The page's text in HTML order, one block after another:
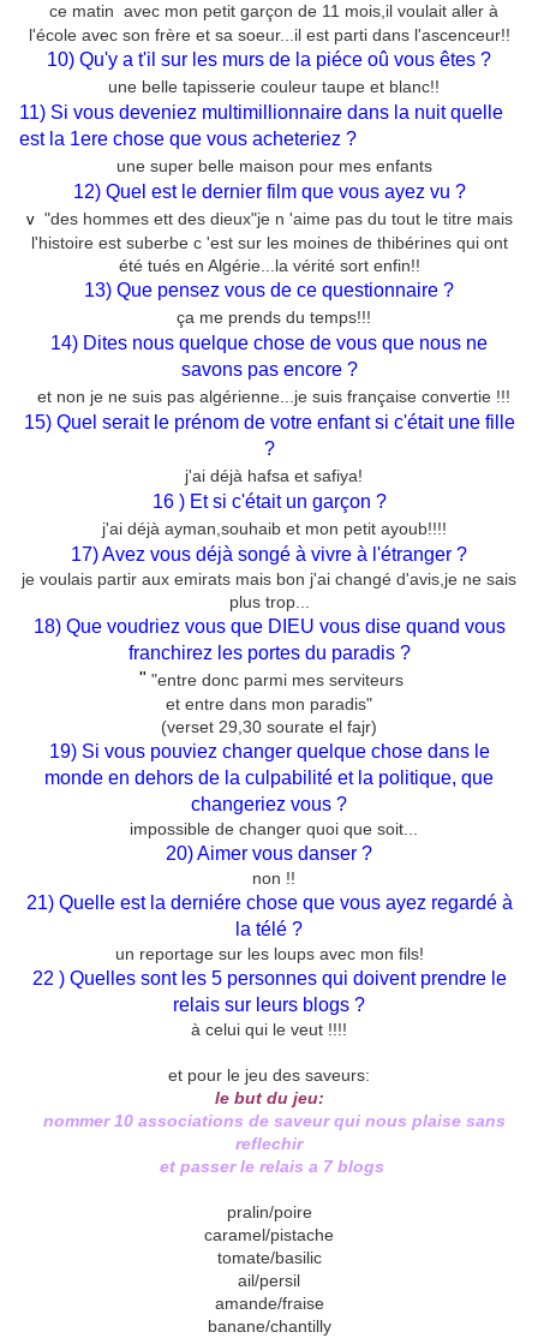
ce matin avec mon petit garçon de 11 mois,il voulait aller à
l'école avec son frère et sa soeur...il est parti dans l'ascenceur!!
10) Qu'y a t'il sur les murs de la piéce oû vous êtes ?
une belle tapisserie couleur taupe et blanc!!
11) Si vous deveniez multimillionnaire dans la nuit quelle
est la 1ere chose que vous acheteriez ?
une super belle maison pour mes enfants
12) Quel est le dernier film que vous ayez vu ?
v "des hommes ett des dieux"je n 'aime pas du tout le titre mais
l'histoire est suberbe c 'est sur les moines de thibérines qui ont
été tués en Algérie...la vérité sort enfin!!
13) Que pensez vous de ce questionnaire ?
ça me prends du temps!!!
14) Dites nous quelque chose de vous que nous ne
savons pas encore ?
et non je ne suis pas algérienne...je suis française convertie !!!
15) Quel serait le prénom de votre enfant si c'était une fille
?
j'ai déjà hafsa et safiya!
16 ) Et si c'était un garçon ?
j'ai déjà ayman,souhaib et mon petit ayoub!!!!
17) Avez vous déjà songé à vivre à l'étranger ?
je voulais partir aux emirats mais bon j'ai changé d'avis,je ne sais
plus trop...
18) Que voudriez vous que DIEU vous dise quand vous
franchirez les portes du paradis ?
" "entre donc parmi mes serviteurs
et entre dans mon paradis"
(verset 29,30 sourate el fajr)
19) Si vous pouviez changer quelque chose dans le
monde en dehors de la culpabilité et la politique, que
changeriez vous ?
impossible de changer quoi que soit...
20) Aimer vous danser ?
non !!
21) Quelle est la derniére chose que vous ayez regardé à
la télé ?
un reportage sur les loups avec mon fils!
22 ) Quelles sont les 5 personnes qui doivent prendre le
relais sur leurs blogs ?
à celui qui le veut !!!!
et pour le jeu des saveurs:
le but du jeu:
nommer 10 associations de saveur qui nous plaise sans
reflechir
et passer le relais a 7 blogs
pralin/poire
caramel/pistache
tomate/basilic
ail/persil
amande/fraise
banane/chantilly